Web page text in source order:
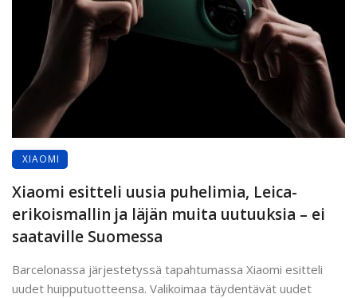
XIAOMI
Xiaomi esitteli uusia puhelimia, Leica-
erikoismallin ja läjän muita uutuuksia – ei
saataville Suomessa
Barcelonassa järjestetyssä tapahtumassa Xiaomi esitteli
uudet huipputuotteensa. Valikoimaa täydentävät uudet